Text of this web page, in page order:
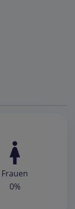
Frauen
0%